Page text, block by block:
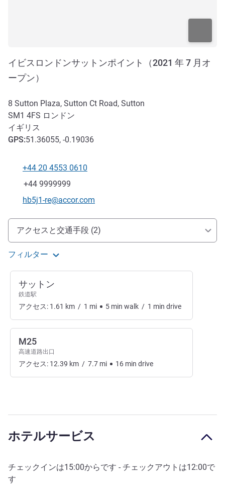
イビスロンドンサットンポイント（2021 年 7 月オ
ープン）
8 Sutton Plaza, Sutton Ct Road, Sutton
SM1 4FS ロンドン
イギリス
GPS:51.36055, -0.19036
電話番号
+44 20 4553 0610
ファックス
+44 9999999
Eメール
hb5j1-re@accor.com
アクセスと交通機関
アクセスと交通手段 (2)
フィルター
サットン
鉄道駅
アクセス: 1.61 km / 1 mi 5 min walk / 1 min drive
M25
高速道路出口
アクセス: 12.39 km / 7.7 mi 16 min drive
ホテルサービス
チェックインは15:00からです - チェックアウトは12:00で
す